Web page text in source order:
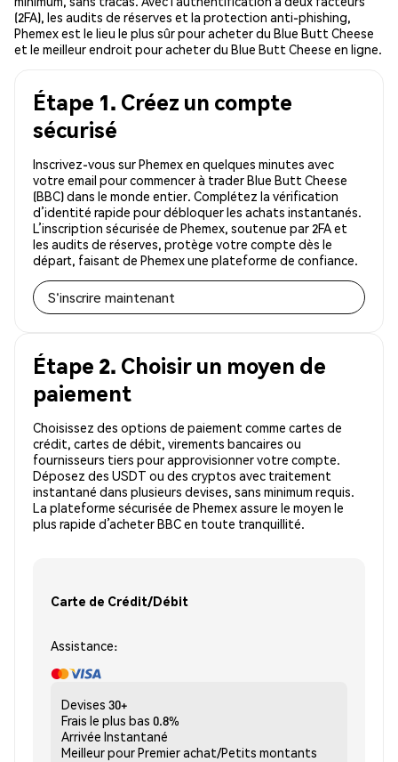
(2FA), les audits de réserves et la protection anti-phishing,
Phemex est le lieu le plus sûr pour acheter du Blue Butt Cheese
et le meilleur endroit pour acheter du Blue Butt Cheese en ligne.
Étape 1. Créez un compte
sécurisé
Inscrivez-vous sur Phemex en quelques minutes avec
votre email pour commencer à trader Blue Butt Cheese
(BBC) dans le monde entier. Complétez la vérification
d’identité rapide pour débloquer les achats instantanés.
L’inscription sécurisée de Phemex, soutenue par 2FA et
les audits de réserves, protège votre compte dès le
départ, faisant de Phemex une plateforme de confiance.
S'inscrire maintenant
Étape 2. Choisir un moyen de
paiement
Choisissez des options de paiement comme cartes de
crédit, cartes de débit, virements bancaires ou
fournisseurs tiers pour approvisionner votre compte.
Déposez des USDT ou des cryptos avec traitement
instantané dans plusieurs devises, sans minimum requis.
La plateforme sécurisée de Phemex assure le moyen le
plus rapide d’acheter BBC en toute tranquillité.
Carte de Crédit/Débit
Assistance:
Devises 30+
Frais le plus bas 0.8%
Arrivée Instantané
Meilleur pourPremier achat/Petits montants